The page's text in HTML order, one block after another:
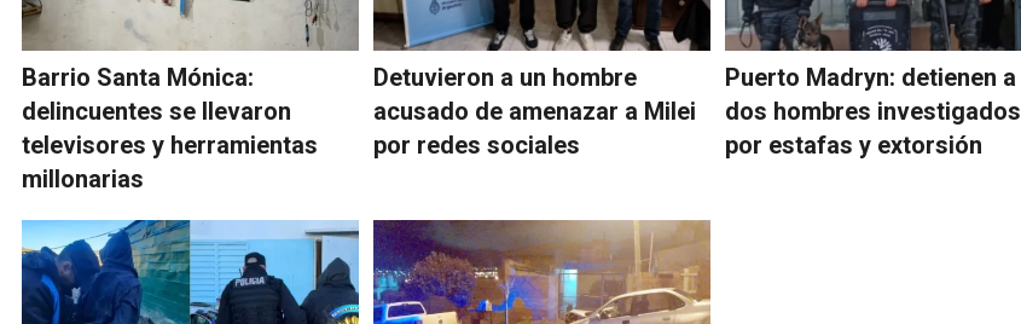
Barrio Santa Mónica:
delincuentes se llevaron
televisores y herramientas
millonarias
Detuvieron a un hombre
acusado de amenazar a Milei
por redes sociales
Puerto Madryn: detienen a
dos hombres investigados
por estafas y extorsión